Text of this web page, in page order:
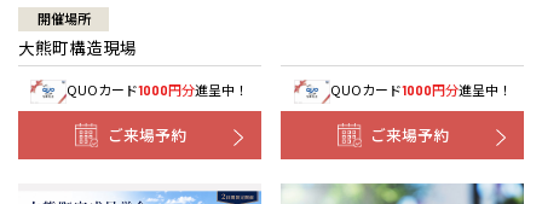
開催場所
大熊町構造現場
QUOカード1000円分進呈中！
ご来場予約
QUOカード1000円分進呈中！
ご来場予約